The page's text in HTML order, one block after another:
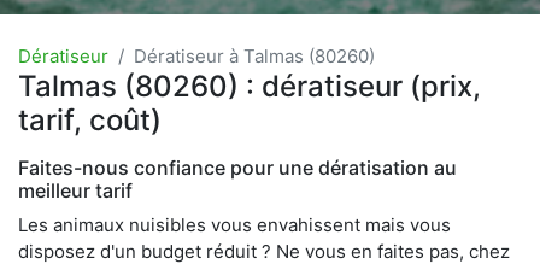
Dératiseur Dératiseur à Talmas (80260)
Talmas (80260) : dératiseur (prix,
tarif, coût)
Faites-nous confiance pour une dératisation au
meilleur tarif
Les animaux nuisibles vous envahissent mais vous
disposez d'un budget réduit ? Ne vous en faites pas, chez